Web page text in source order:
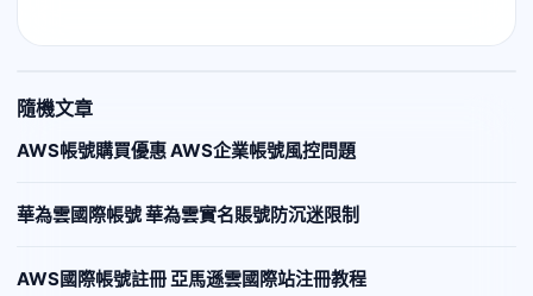
隨機文章
AWS帳號購買優惠 AWS企業帳號風控問題
華為雲國際帳號 華為雲實名賬號防沉迷限制
AWS國際帳號註冊 亞馬遜雲國際站注冊教程